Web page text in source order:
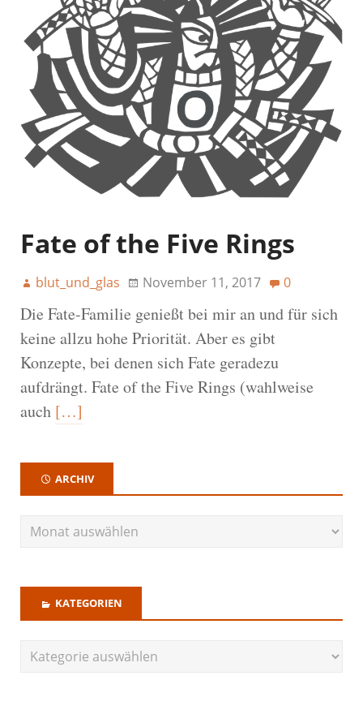
Fate of the Five Rings
blut_und_glas November 11, 2017 0
Die Fate-Familie genießt bei mir an und für sich
keine allzu hohe Priorität. Aber es gibt
Konzepte, bei denen sich Fate geradezu
aufdrängt. Fate of the Five Rings (wahlweise
auch […]
ARCHIV
KATEGORIEN